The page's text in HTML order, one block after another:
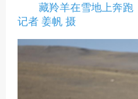
藏羚羊在雪地上奔跑
记者 姜帆 摄